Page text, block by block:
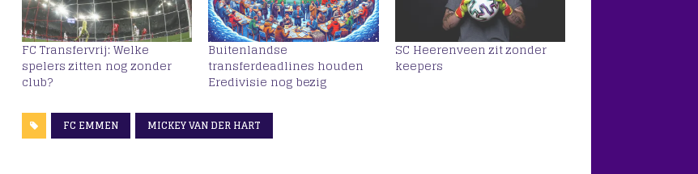
FC Transfervrij: Welke
spelers zitten nog zonder
club?
Buitenlandse
transferdeadlines houden
Eredivisie nog bezig
SC Heerenveen zit zonder
keepers
FC EMMEN MICKEY VAN DER HART